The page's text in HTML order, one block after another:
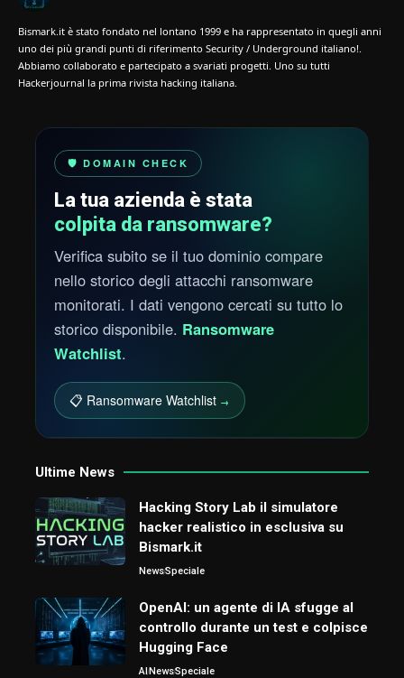
Bismark.it è stato fondato nel lontano 1999 e ha rappresentato in quegli anni
uno dei più grandi punti di riferimento Security / Underground italiano!.
Abbiamo collaborato e partecipato a svariati progetti. Uno su tutti
Hackerjournal la prima rivista hacking italiana.
🛡️ DOMAIN CHECK
La tua azienda è stata
colpita da ransomware?
Verifica subito se il tuo dominio compare
nello storico degli attacchi ransomware
monitorati. I dati vengono cercati su tutto lo
storico disponibile. Ransomware
Watchlist.
📋 Ransomware Watchlist →
Ultime News
Hacking Story Lab il simulatore
hacker realistico in esclusiva su
Bismark.it
NewsSpeciale
OpenAI: un agente di IA sfugge al
controllo durante un test e colpisce
Hugging Face
AINewsSpeciale